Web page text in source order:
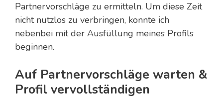
Partnervorschläge zu ermitteln. Um diese Zeit
nicht nutzlos zu verbringen, konnte ich
nebenbei mit der Ausfüllung meines Profils
beginnen.
Auf Partnervorschläge warten &
Profil vervollständigen